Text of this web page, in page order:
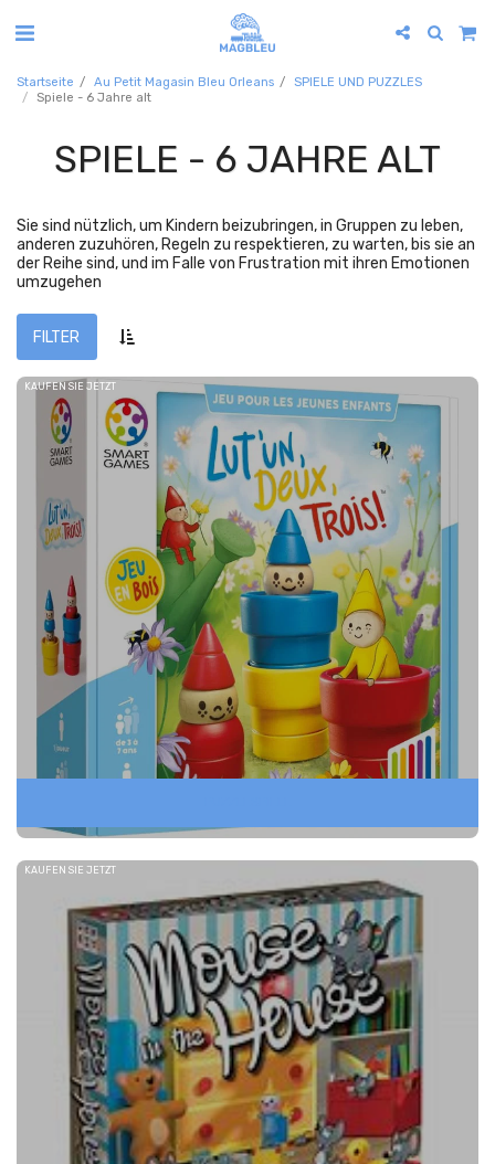
Startseite Au Petit Magasin Bleu Orleans
SPIELE UND PUZZLES
Spiele - 6 Jahre alt
SPIELE - 6 JAHRE ALT
Sie sind nützlich, um Kindern beizubringen, in Gruppen zu leben,
anderen zuzuhören, Regeln zu respektieren, zu warten, bis sie an
der Reihe sind, und im Falle von Frustration mit ihren Emotionen
umzugehen
FILTER
KAUFEN SIE JETZT
KAUFEN SIE JETZT